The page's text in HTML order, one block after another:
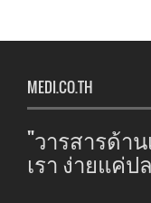
MEDI.CO.TH
"วารสารด้า
เรา ง่ายแค่ป